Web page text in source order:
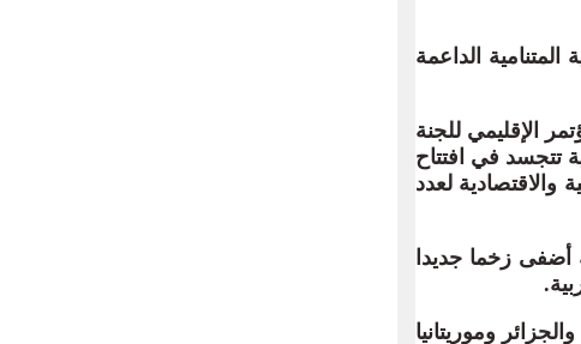
الدولية المتنامية الداعمة
الإقليمي للجنة
تتجسد في افتتاح
والاقتصادية لعدد
الأمن رقم 2797 سنة 2025، معتبرا أنه أضفى زخما جديدا
وموريتانيا